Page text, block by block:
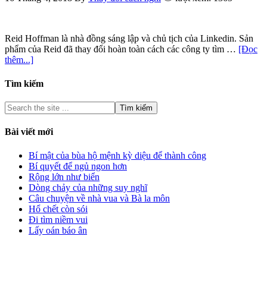
Reid Hoffman là nhà đồng sáng lập và chủ tịch của Linkedin. Sản
phẩm của Reid đã thay đổi hoàn toàn cách các công ty tìm … [Đọc
thêm...]
Tìm kiếm
Bài viết mới
Bí mật của bùa hộ mệnh kỳ diệu để thành công
Bí quyết để ngủ ngon hơn
Rộng lớn như biển
Dòng chảy của những suy nghĩ
Câu chuyện về nhà vua và Bà la môn
Hổ chết còn sói
Đi tìm niềm vui
Lấy oán báo ân